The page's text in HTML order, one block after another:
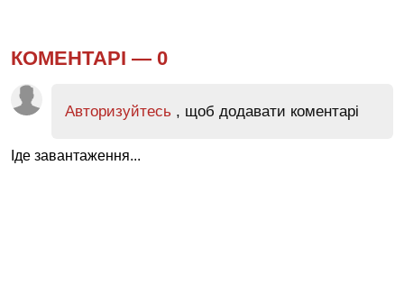
КОМЕНТАРІ — 0
Авторизуйтесь , щоб додавати коментарі
Іде завантаження...